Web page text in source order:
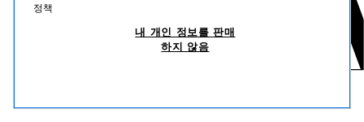
정책
내 개인 정보를 판매
하지 않음